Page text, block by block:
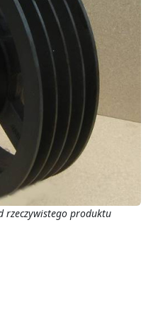
rzeczywistego produktu